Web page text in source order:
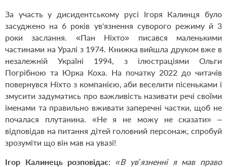
За участь у дисидентському русі Ігоря Калинця було
засуджено на 6 років ув'язнення суворого режиму й 3
роки заслання. «Пан Ніхто» писався маленькими
частинами на Уралі з 1974. Книжка вийшла друком вже в
незалежній Україні 1994, з ілюстраціями Ольги
Погрібною та Юрка Коха. На початку 2022 до читачів
повернувся Ніхто з компанією, аби веселити пісеньками і
змусити задуматись про важливість називати речі своїми
іменами та правильно вживати заперечні частки, щоб не
почалася плутанина. «Не я не можу не сказати» –
відповідав на питання дітей головний персонаж, спробуй
зрозуміти що він мав на увазі!
Ігор Калинець розповідає: «В ув’язненні я мав право